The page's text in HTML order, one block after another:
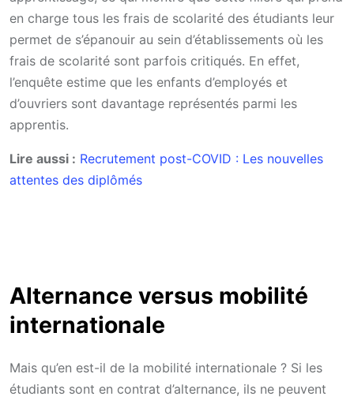
en charge tous les frais de scolarité des étudiants leur
permet de s’épanouir au sein d’établissements où les
frais de scolarité sont parfois critiqués. En effet,
l’enquête estime que les enfants d’employés et
d’ouvriers sont davantage représentés parmi les
apprentis.
Lire aussi : Recrutement post-COVID : Les nouvelles
attentes des diplômés
Alternance versus mobilité
internationale
Mais qu’en est-il de la mobilité internationale ? Si les
étudiants sont en contrat d’alternance, ils ne peuvent